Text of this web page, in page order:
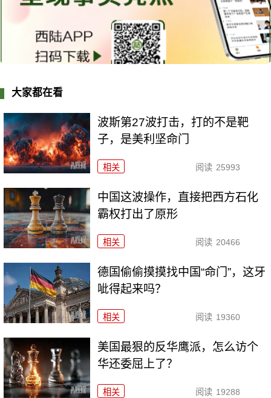
大家都在看
波斯第27波打击，打的不是靶
子，是美利坚命门
相关 阅读 25993
中国这波操作，直接把西方石化
霸权打出了原形
相关 阅读 20466
德国偷偷摸摸找中国“命门”，这牙
呲得起来吗？
相关 阅读 19360
美国最狠的反华鹰派，怎么访个
华还委屈上了？
相关 阅读 19288